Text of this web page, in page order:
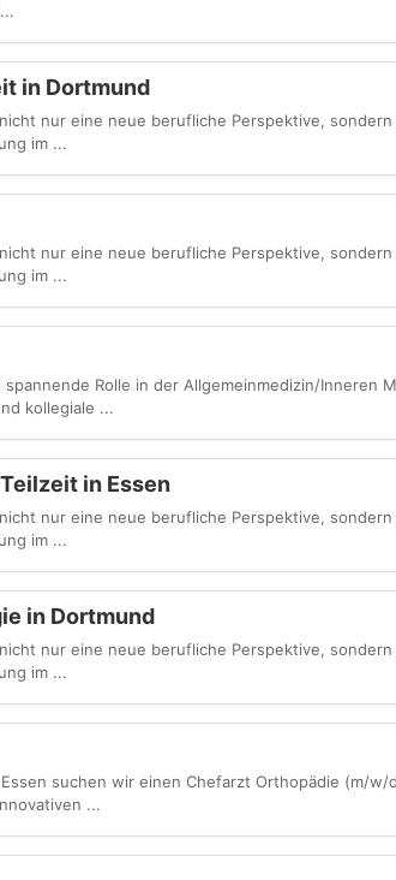
in Dortmund
nur eine neue berufliche Perspektive, sondern
im ...
nur eine neue berufliche Perspektive, sondern
im ...
Rolle in der Allgemeinmedizin/Inneren
kollegiale ...
in Essen
nur eine neue berufliche Perspektive, sondern
im ...
in Dortmund
nur eine neue berufliche Perspektive, sondern
im ...
suchen wir einen Chefarzt Orthopädie (m/w/
...